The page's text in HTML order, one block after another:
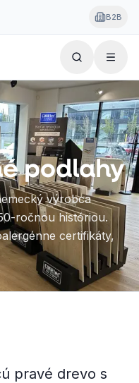
B2B
podlahy
výrobca
ročnou históriou.
certifikáty,
pravé drevo s